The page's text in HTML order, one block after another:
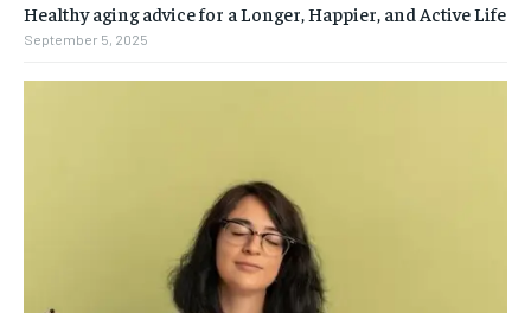
Healthy aging advice for a Longer, Happier, and Active Life
September 5, 2025